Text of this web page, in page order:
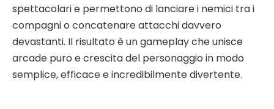
spettacolari e permettono di lanciare i nemici tra i
compagni o concatenare attacchi davvero
devastanti. Il risultato è un gameplay che unisce
arcade puro e crescita del personaggio in modo
semplice, efficace e incredibilmente divertente.